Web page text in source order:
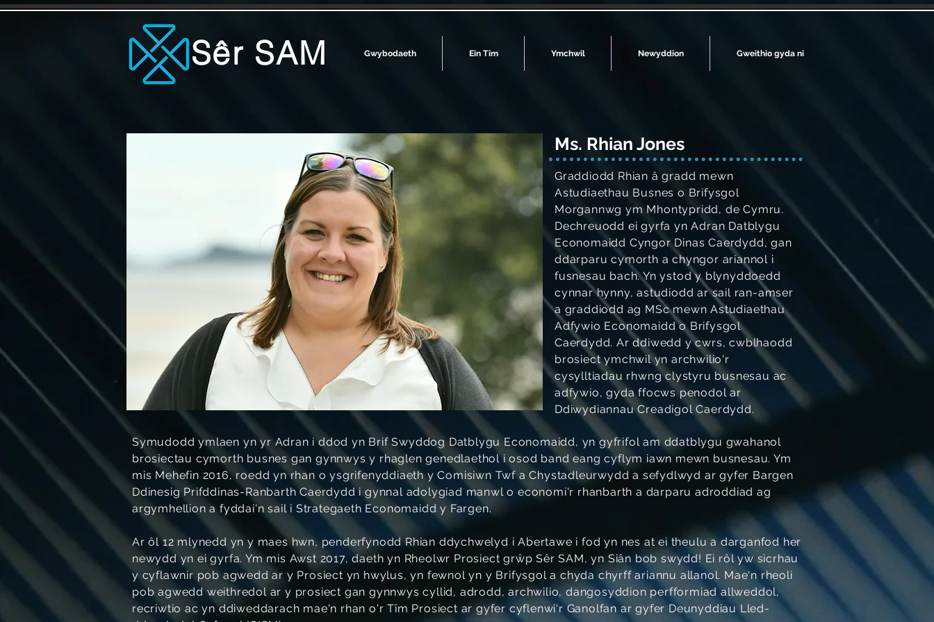
Gwybodaeth Ein Tîm Ymchwil Newyddion Gweithio gyda ni
Sêr SAM
Ms. Rhian Jones
Graddiodd Rhian â gradd mewn
Astudiaethau Busnes o Brifysgol
Morgannwg ym Mhontypridd, de Cymru.
Dechreuodd ei gyrfa yn Adran Datblygu
Economaidd Cyngor Dinas Caerdydd, gan
ddarparu cymorth a chyngor ariannol i
fusnesau bach. Yn ystod y blynyddoedd
cynnar hynny, astudiodd ar sail ran-amser
a graddiodd ag MSc mewn Astudiaethau
Adfywio Economaidd o Brifysgol
Caerdydd. Ar ddiwedd y cwrs, cwblhaodd
brosiect ymchwil yn archwilio'r
cysylltiadau rhwng clystyru busnesau ac
adfywio, gyda ffocws penodol ar
Ddiwydiannau Creadigol Caerdydd.
Symudodd ymlaen yn yr Adran i ddod yn Brif Swyddog Datblygu Economaidd, yn gyfrifol am ddatblygu gwahanol
brosiectau cymorth busnes gan gynnwys y rhaglen genedlaethol i osod band eang cyflym iawn mewn busnesau. Ym
mis Mehefin 2016, roedd yn rhan o ysgrifenyddiaeth y Comisiwn Twf a Chystadleurwydd a sefydlwyd ar gyfer Bargen
Ddinesig Prifddinas-Ranbarth Caerdydd i gynnal adolygiad manwl o economi'r rhanbarth a darparu adroddiad ag
argymhellion a fyddai'n sail i Strategaeth Economaidd y Fargen.
Ar ôl 12 mlynedd yn y maes hwn, penderfynodd Rhian ddychwelyd i Abertawe i fod yn nes at ei theulu a darganfod her
newydd yn ei gyrfa. Ym mis Awst 2017, daeth yn Rheolwr Prosiect grŵp Sêr SAM, yn Siân bob swydd! Ei rôl yw sicrhau
y cyflawnir pob agwedd ar y Prosiect yn hwylus, yn fewnol yn y Brifysgol a chyda chyrff ariannu allanol. Mae'n rheoli
pob agwedd weithredol ar y prosiect gan gynnwys cyllid, adrodd, archwilio, dangosyddion perfformiad allweddol,
recriwtio ac yn ddiweddarach mae'n rhan o'r Tîm Prosiect ar gyfer cyflenwi'r Ganolfan ar gyfer Deunyddiau Lled-